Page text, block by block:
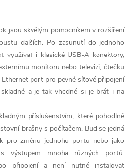
jsou skvělým pomocníkem v rozšíření
dalších. Po zasunutí do jednoho
využívat i klasické USB-A konektory,
monitoru nebo televizi, čtečku
port pro pevné síťové připojení
a je tak vhodné si je brát i na
příslušenstvím, které pohodlně
brašny s počítačem. Buď se jedná
pro změnu jednoho portu nebo jako
s výstupem mnoha různých portů.
připojení a není nutné instalovat